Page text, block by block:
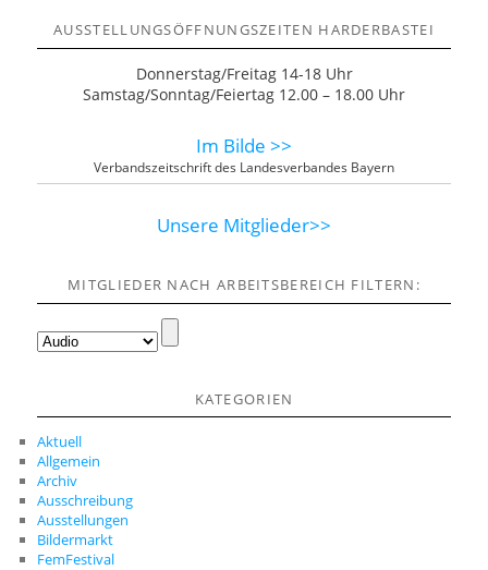
AUSSTELLUNGSÖFFNUNGSZEITEN HARDERBASTEI
Donnerstag/Freitag 14-18 Uhr
Samstag/Sonntag/Feiertag 12.00 – 18.00 Uhr
Im Bilde >>
Verbandszeitschrift des Landesverbandes Bayern
Unsere Mitglieder>>
MITGLIEDER NACH ARBEITSBEREICH FILTERN:
KATEGORIEN
Aktuell
Allgemein
Archiv
Ausschreibung
Ausstellungen
Bildermarkt
FemFestival